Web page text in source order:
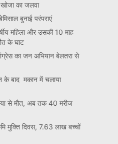
खोजा का जलवा
बुनाई परंपराएं
महिला और उसकी 10 माह
के घाट
का जन अभियान बेलतरा से
के बाद मकान में चलाया
से मौत, अब तक 40 मरीज
मुक्ति दिवस, 7.63 लाख बच्चों